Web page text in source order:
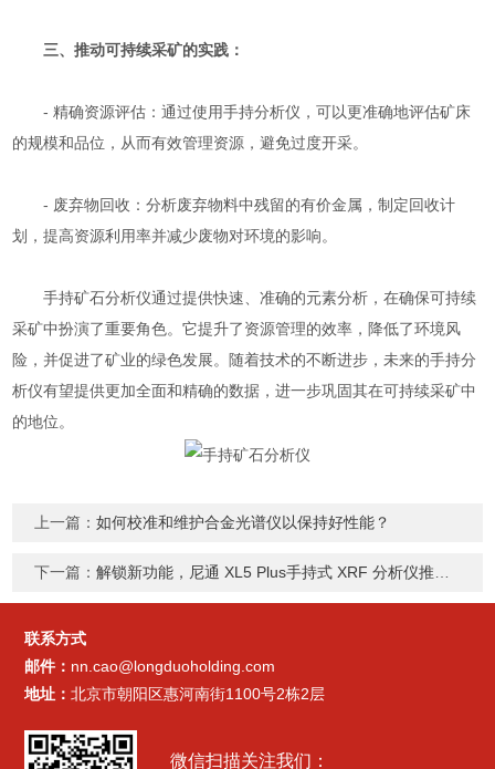
三、推动可持续采矿的实践：
- 精确资源评估：通过使用手持分析仪，可以更准确地评估矿床
的规模和品位，从而有效管理资源，避免过度开采。
- 废弃物回收：分析废弃物料中残留的有价金属，制定回收计
划，提高资源利用率并减少废物对环境的影响。
手持矿石分析仪通过提供快速、准确的元素分析，在确保可持续
采矿中扮演了重要角色。它提升了资源管理的效率，降低了环境风
险，并促进了矿业的绿色发展。随着技术的不断进步，未来的手持分
析仪有望提供更加全面和精确的数据，进一步巩固其在可持续采矿中
的地位。
上一篇：如何校准和维护合金光谱仪以保持好性能？
下一篇：解锁新功能，尼通 XL5 Plus手持式 XRF 分析仪推出全新模式！
联系方式
邮件： nn.cao@longduoholding.com
地址：北京市朝阳区惠河南街1100号2栋2层
微信扫描关注我们：